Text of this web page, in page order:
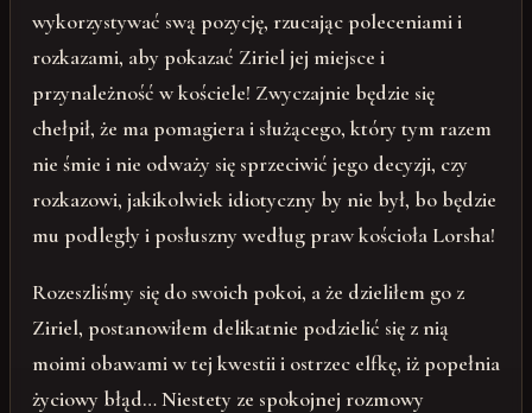
wykorzystywać swą pozycję, rzucając poleceniami i
rozkazami, aby pokazać Ziriel jej miejsce i
przynależność w kościele! Zwyczajnie będzie się
chełpił, że ma pomagiera i służącego, który tym razem
nie śmie i nie odważy się sprzeciwić jego decyzji, czy
rozkazowi, jakikolwiek idiotyczny by nie był, bo będzie
mu podległy i posłuszny według praw kościoła Lorsha!
Rozeszliśmy się do swoich pokoi, a że dzieliłem go z
Ziriel, postanowiłem delikatnie podzielić się z nią
moimi obawami w tej kwestii i ostrzec elfkę, iż popełnia
życiowy błąd… Niestety ze spokojnej rozmowy